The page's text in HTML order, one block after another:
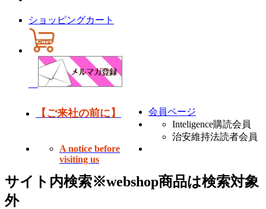
ショッピングカート
【ご来社の前に】
会員ページ
Inteligence購読会員
治安維持法読者会員
A notice before
visiting us
サイト内検索※webshop商品は検索対象
外